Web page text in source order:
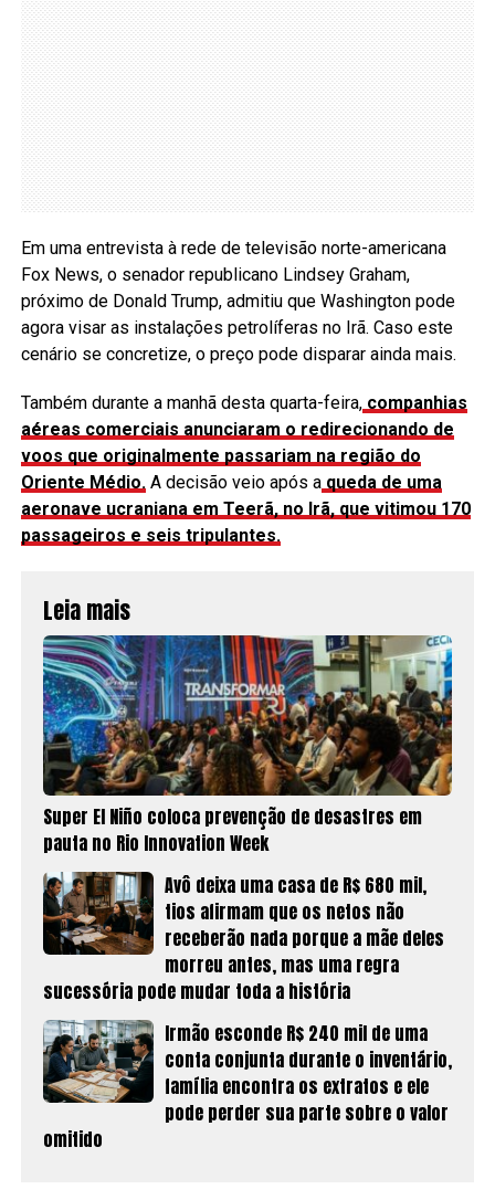
Em uma entrevista à rede de televisão norte-americana
Fox News, o senador republicano Lindsey Graham,
próximo de Donald Trump, admitiu que Washington pode
agora visar as instalações petrolíferas no Irã. Caso este
cenário se concretize, o preço pode disparar ainda mais.
Também durante a manhã desta quarta-feira,companhias
aéreas comerciais anunciaram o redirecionando de
voos que originalmente passariam na região do
Oriente Médio.A decisão veio após aqueda de uma
aeronave ucraniana em Teerã, no Irã, que vitimou 170
passageiros e seis tripulantes.
Leia mais
Super El Niño coloca prevenção de desastres em
pauta no Rio Innovation Week
Avô deixa uma casa de R$ 680 mil,
tios afirmam que os netos não
receberão nada porque a mãe deles
morreu antes, mas uma regra
sucessória pode mudar toda a história
Irmão esconde R$ 240 mil de uma
conta conjunta durante o inventário,
família encontra os extratos e ele
pode perder sua parte sobre o valor
omitido